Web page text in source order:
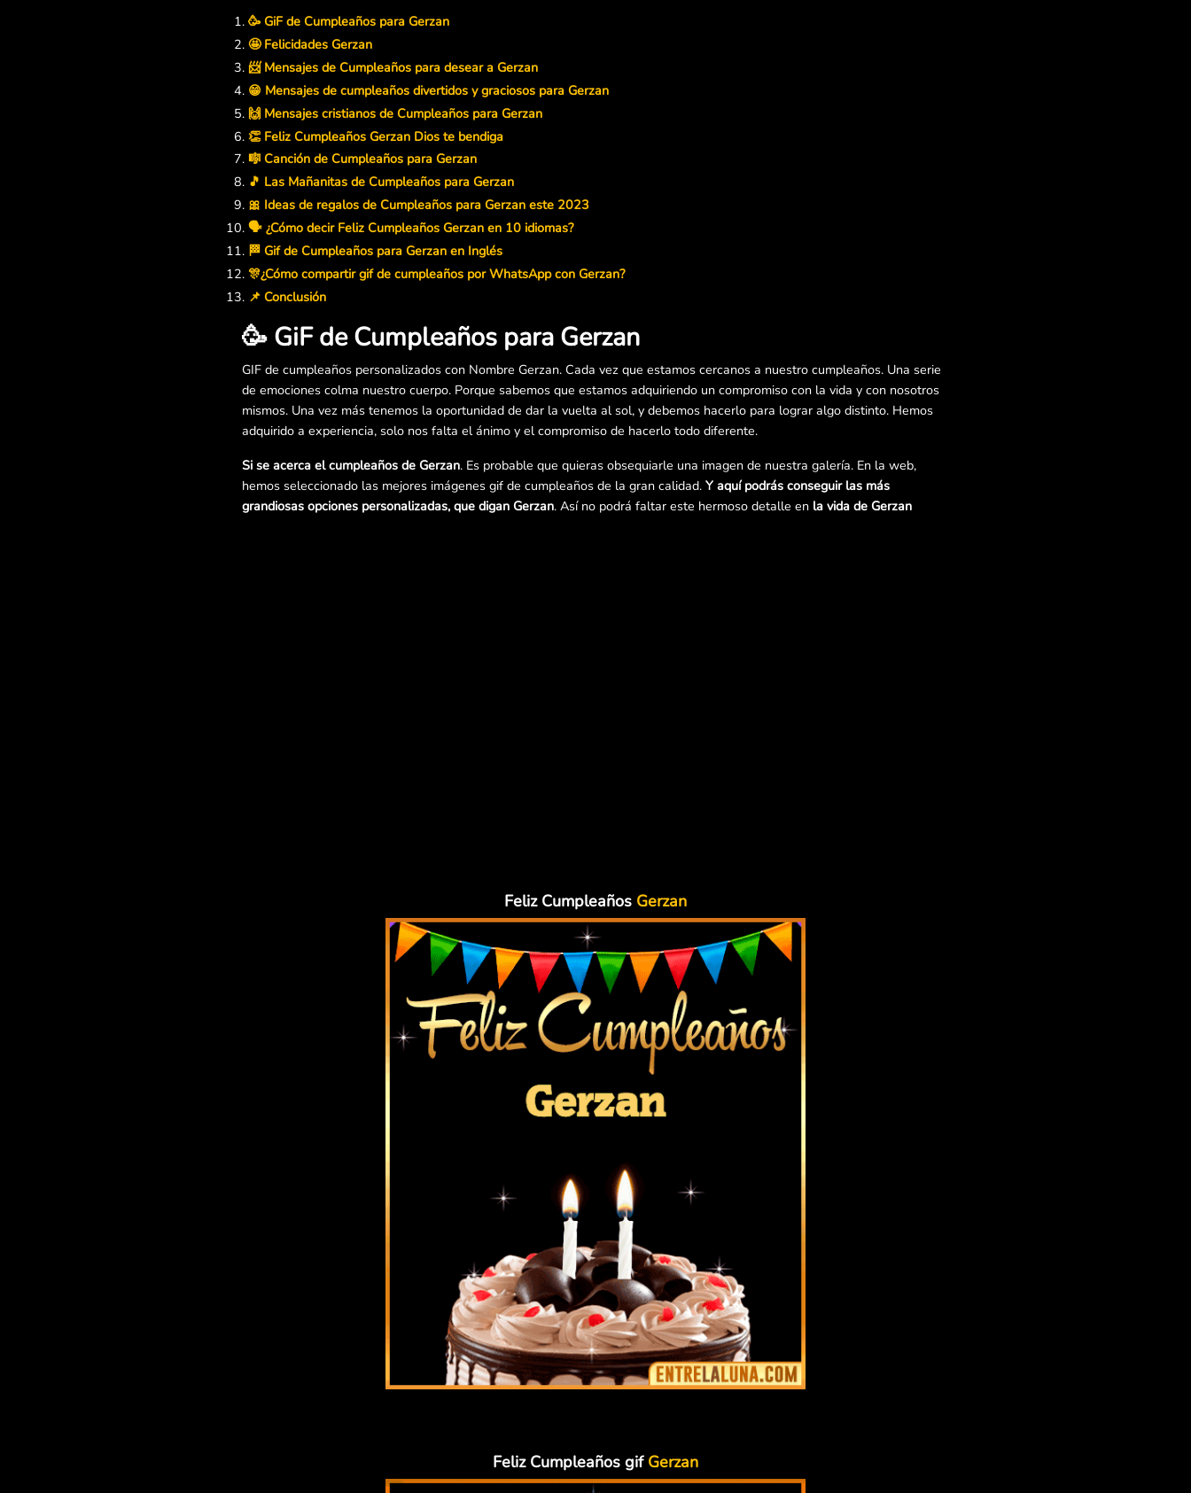
🥳 GiF de Cumpleaños para Gerzan
🤩 Felicidades Gerzan
📨 Mensajes de Cumpleaños para desear a Gerzan
😁 Mensajes de cumpleaños divertidos y graciosos para Gerzan
🙌 Mensajes cristianos de Cumpleaños para Gerzan
👏 Feliz Cumpleaños Gerzan Dios te bendiga
🎼 Canción de Cumpleaños para Gerzan
🎵 Las Mañanitas de Cumpleaños para Gerzan
🎀 Ideas de regalos de Cumpleaños para Gerzan este 2023
🗣️ ¿Cómo decir Feliz Cumpleaños Gerzan en 10 idiomas?
🏁 Gif de Cumpleaños para Gerzan en Inglés
🎊¿Cómo compartir gif de cumpleaños por WhatsApp con Gerzan?
📌 Conclusión
🥳 GiF de Cumpleaños para Gerzan
GIF de cumpleaños personalizados con Nombre Gerzan. Cada vez que estamos cercanos a nuestro cumpleaños. Una serie
de emociones colma nuestro cuerpo. Porque sabemos que estamos adquiriendo un compromiso con la vida y con nosotros
mismos. Una vez más tenemos la oportunidad de dar la vuelta al sol, y debemos hacerlo para lograr algo distinto. Hemos
adquirido a experiencia, solo nos falta el ánimo y el compromiso de hacerlo todo diferente.
Si se acerca el cumpleaños de Gerzan. Es probable que quieras obsequiarle una imagen de nuestra galería. En la web,
hemos seleccionado las mejores imágenes gif de cumpleaños de la gran calidad. Y aquí podrás conseguir las más
grandiosas opciones personalizadas, que digan Gerzan. Así no podrá faltar este hermoso detalle en la vida de Gerzan
Feliz Cumpleaños Gerzan
Feliz Cumpleaños gif Gerzan